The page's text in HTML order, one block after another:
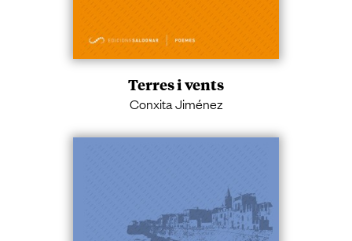
Terres i vents
Conxita Jiménez